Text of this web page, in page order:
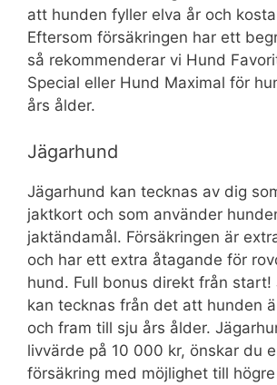
att hunden fyller elva år och
Eftersom försäkringen har ett
så rekommenderar vi Hund
Special eller Hund Maximal för
års ålder.
Jägarhund
Jägarhund kan tecknas av dig
jaktkort och som använder
jaktändamål. Försäkringen är
och har ett extra åtagande för
hund. Full bonus direkt från start!
kan tecknas från det att hunden
och fram till sju års ålder.
livvärde på 10 000 kr, önskar du
försäkring med möjlighet till